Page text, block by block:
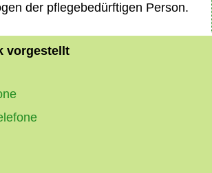
der pflegebedürftigen Person.
vorgestellt